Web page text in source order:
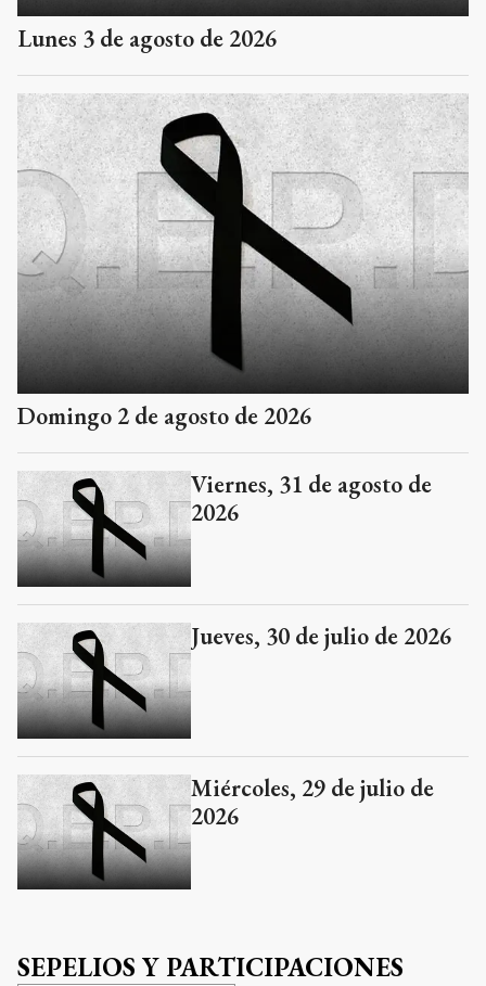
Lunes 3 de agosto de 2026
Domingo 2 de agosto de 2026
Viernes, 31 de agosto de
2026
Jueves, 30 de julio de 2026
Miércoles, 29 de julio de
2026
SEPELIOS Y PARTICIPACIONES